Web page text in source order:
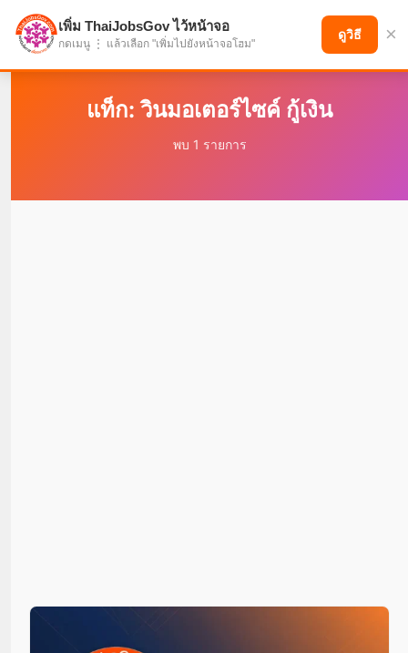
แบ่งปันโอกาส เพื่ออนาคตที่ก้าวหน้า
แท็ก: วินมอเตอร์ไซค์ กู้เงิน
พบ 1 รายการ
เพิ่ม ThaiJobsGov ไว้หน้าจอ
กดเมนู ⋮ แล้วเลือก "เพิ่มไปยังหน้าจอโฮม"
ดูวิธี ×